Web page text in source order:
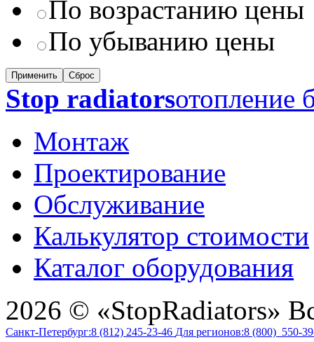
По возрастанию цены
По убыванию цены
Сброс
Stop radiatorsотопление
Монтаж
Проектирование
Обслуживание
Калькулятор стоимости
Каталог оборудования
2026 © «StopRadiators»
Санкт-Петербург:8 (812) 245-23-46 Для регионов:8 (800) 550-